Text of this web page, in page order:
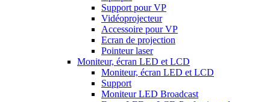
Support pour VP
Vidéoprojecteur
Accessoire pour VP
Ecran de projection
Pointeur laser
Moniteur, écran LED et LCD
Moniteur, écran LED et LCD
Support
Moniteur LED Broadcast